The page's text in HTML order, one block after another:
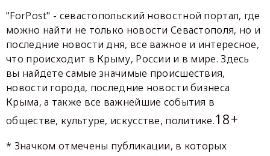
"ForPost" - севастопольский новостной портал, где
можно найти не только новости Севастополя, но и
последние новости дня, все важное и интересное,
что происходит в Крыму, России и в мире. Здесь
вы найдете самые значимые происшествия,
новости города, последние новости бизнеса
Крыма, а также все важнейшие события в
обществе, культуре, искусстве, политике.18+
* Значком отмечены публикации, в которых